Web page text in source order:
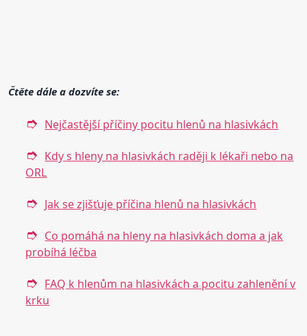
Čtěte dále a dozvíte se:
Nejčastější příčiny pocitu hlenů na hlasivkách
Kdy s hleny na hlasivkách raději k lékaři nebo na
ORL
Jak se zjišťuje příčina hlenů na hlasivkách
Co pomáhá na hleny na hlasivkách doma a jak
probíhá léčba
FAQ k hlenům na hlasivkách a pocitu zahlenění v
krku